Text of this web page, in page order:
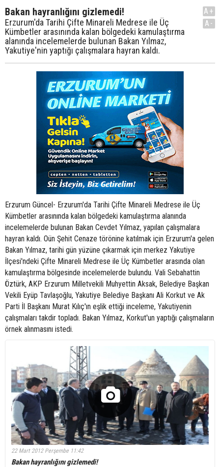
Bakan hayranlığını gizlemedi!
Erzurum'da Tarihi Çifte Minareli Medrese ile Üç
Kümbetler arasınında kalan bölgedeki kamulaştırma
alanında incelemelerde bulunan Bakan Yılmaz,
Yakutiye'nin yaptığı çalışmalara hayran kaldı.
A+
A-
Erzurum Güncel- Erzurum'da Tarihi Çifte Minareli Medrese ile Üç
Kümbetler arasınında kalan bölgedeki kamulaştırma alanında
incelemelerde bulunan Bakan Cevdet Yılmaz, yapılan çalışmalara
hayran kaldı. Oün Şehit Cenaze törönine katılmak için Erzurum'a gelen
Bakan Yılmaz, tarihi gün yüzüne çıkarmak için merkez Yakutiye
İlçesi'ndeki Çifte Minareli Medrese ile Üç Kümbetler arasında olan
kamulaştırma bölgesinde incelemelerde bulundu. Vali Sebahattin
Öztürk, AKP Erzurum Milletvekili Muhyettin Aksak, Belediye Başkan
Vekili Eyüp Tavlaşoğlu, Yakutiye Belediye Başkanı Ali Korkut ve Ak
Parti İl Başkanı Murat Kılıç'ın eşlik ettiği inceleme, Yakutiyenin
çalışmaları takdir topladı. Bakan Yılmaz, Korkut'un yaptığı çalışmaların
örnek alınmasını istedi.
22 Mart 2012 Perşembe 11:42
Bakan hayranlığını gizlemedi!